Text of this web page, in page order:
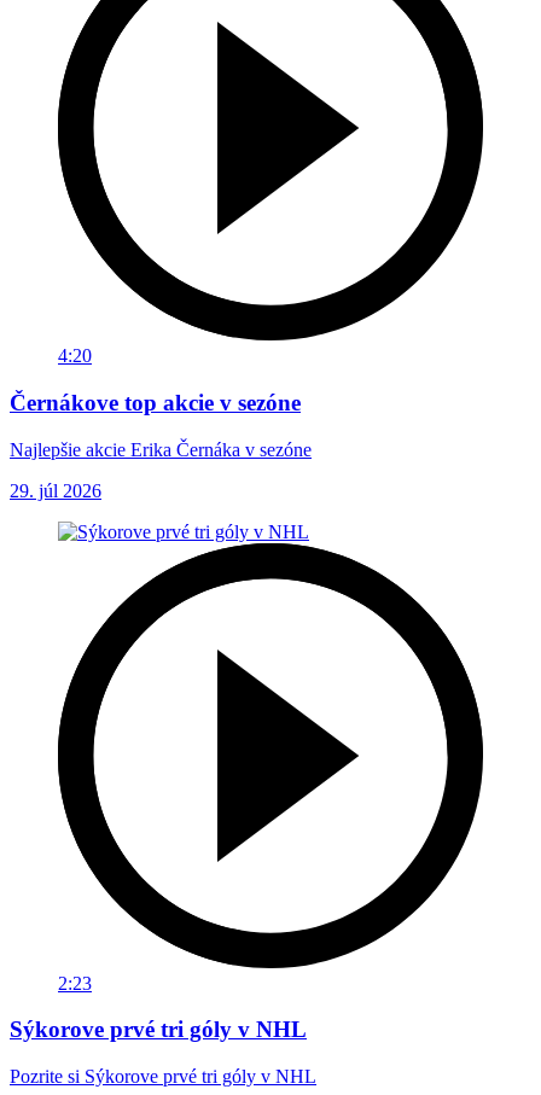
4:20
Černákove top akcie v sezóne
Najlepšie akcie Erika Černáka v sezóne
29. júl 2026
2:23
Sýkorove prvé tri góly v NHL
Pozrite si Sýkorove prvé tri góly v NHL